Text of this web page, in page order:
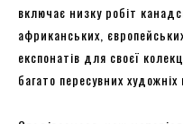
включає низку робіт
африканських,
експонатів для своєї
багато пересувних художніх